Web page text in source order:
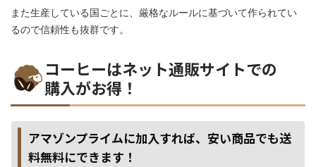
また生産している国ごとに、厳格なルールに基づいて作られてい
るので信頼性も抜群です。
コーヒーはネット通販サイトでの
購入がお得！
アマゾンプライムに加入すれば、安い商品でも送
料無料にできます！